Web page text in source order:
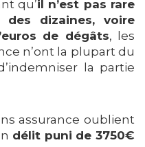
qu’il n’est pas rare
des dizaines, voire
de dégâts, les
n’ont la plupart du
la partie
assurance oublient
délit puni de 3750€